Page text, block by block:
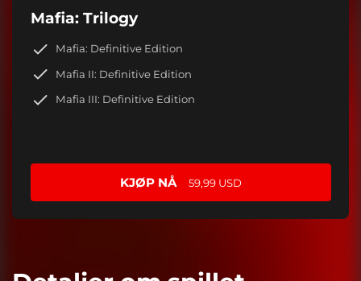
Mafia: Trilogy
Mafia: Definitive Edition
Mafia II: Definitive Edition
Mafia III: Definitive Edition
KJØP NÅ 59,99 USD